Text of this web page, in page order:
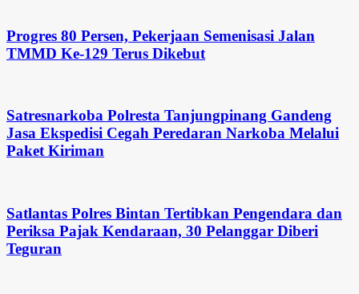
Progres 80 Persen, Pekerjaan Semenisasi Jalan
TMMD Ke-129 Terus Dikebut
Satresnarkoba Polresta Tanjungpinang Gandeng
Jasa Ekspedisi Cegah Peredaran Narkoba Melalui
Paket Kiriman
Satlantas Polres Bintan Tertibkan Pengendara dan
Periksa Pajak Kendaraan, 30 Pelanggar Diberi
Teguran